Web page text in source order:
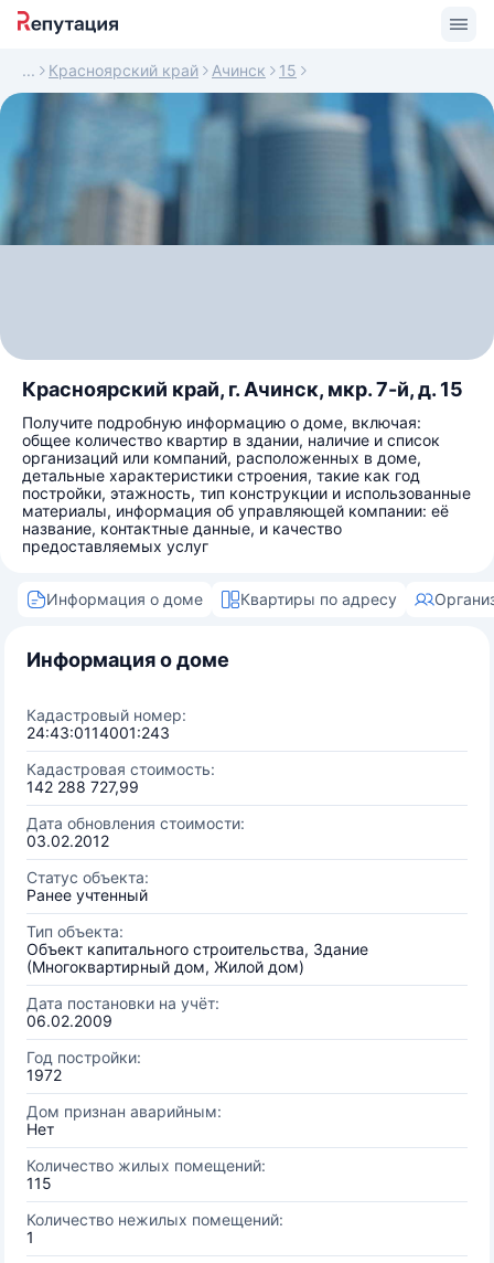
Красноярский край Ачинск 15
Красноярский край, г. Ачинск, мкр. 7-й, д. 15
Получите подробную информацию о доме, включая:
общее количество квартир в здании, наличие и список
организаций или компаний, расположенных в доме,
детальные характеристики строения, такие как год
постройки, этажность, тип конструкции и использованные
материалы, информация об управляющей компании: её
название, контактные данные, и качество
предоставляемых услуг
Информация о доме Квартиры по адресу
Информация о доме
Кадастровый номер:
24:43:0114001:243
Кадастровая стоимость:
142 288 727,99
Дата обновления стоимости:
03.02.2012
Статус объекта:
Ранее учтенный
Тип объекта:
Объект капитального строительства, Здание
(Многоквартирный дом, Жилой дом)
Дата постановки на учёт:
06.02.2009
Год постройки:
1972
Дом признан аварийным:
Нет
Количество жилых помещений:
115
Количество нежилых помещений:
1